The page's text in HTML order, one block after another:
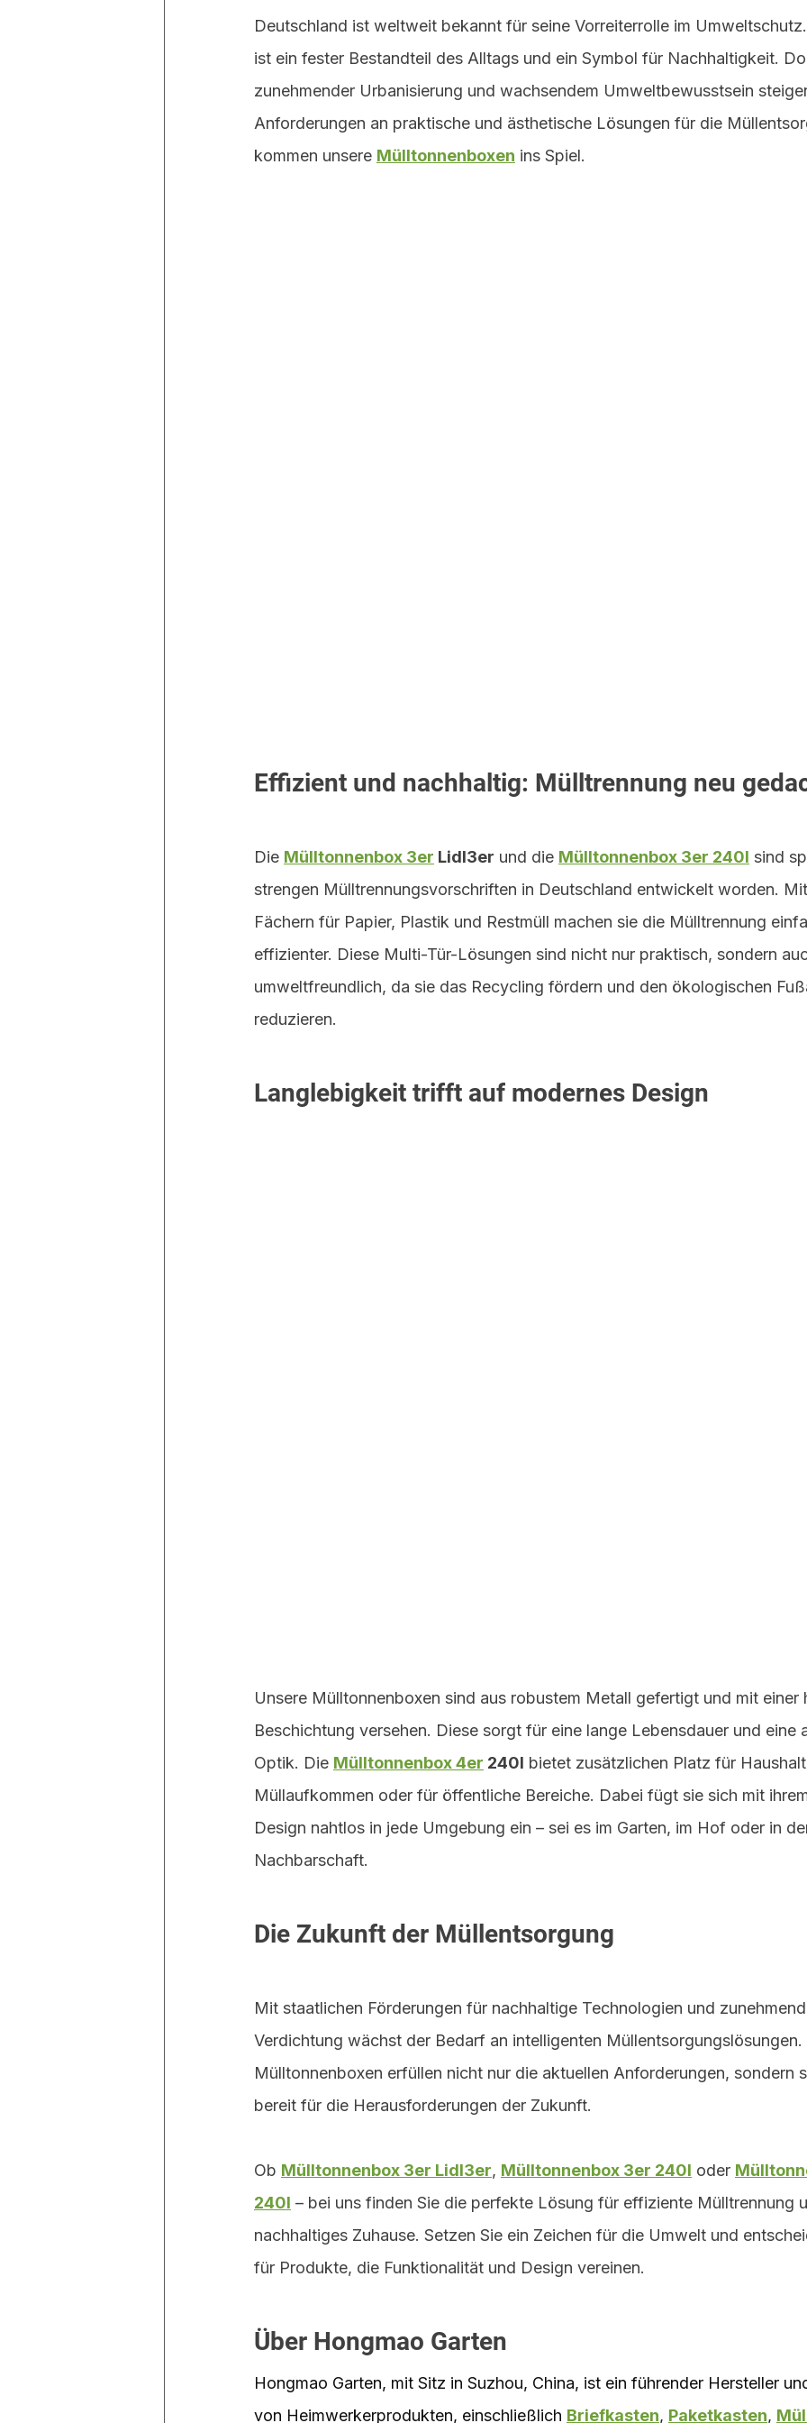
Deutschland ist weltweit bekannt für seine Vorreiterrolle im
ist ein fester Bestandteil des Alltags und ein Symbol für Nachhaltigkeit.
zunehmender Urbanisierung und wachsendem Umweltbewusstsein
Anforderungen an praktische und ästhetische Lösungen für die
kommen unsere Mülltonnenboxen ins Spiel.
Effizient und nachhaltig: Mülltrennung neu
Die Mülltonnenbox 3er Lidl3er und die Mülltonnenbox 3er 240l sind
strengen Mülltrennungsvorschriften in Deutschland entwickelt worden.
Fächern für Papier, Plastik und Restmüll machen sie die Mülltrennung
effizienter. Diese Multi-Tür-Lösungen sind nicht nur praktisch, sondern
umweltfreundlich, da sie das Recycling fördern und den ökologischen
reduzieren.
Langlebigkeit trifft auf modernes Design
Unsere Mülltonnenboxen sind aus robustem Metall gefertigt und mit
Beschichtung versehen. Diese sorgt für eine lange Lebensdauer und eine
Optik. Die Mülltonnenbox 4er 240l bietet zusätzlichen Platz für
Müllaufkommen oder für öffentliche Bereiche. Dabei fügt sie sich mit
Design nahtlos in jede Umgebung ein – sei es im Garten, im Hof oder in
Nachbarschaft.
Die Zukunft der Müllentsorgung
Mit staatlichen Förderungen für nachhaltige Technologien und
Verdichtung wächst der Bedarf an intelligenten
Mülltonnenboxen erfüllen nicht nur die aktuellen Anforderungen, sondern
bereit für die Herausforderungen der Zukunft.
Ob Mülltonnenbox 3er Lidl3er, Mülltonnenbox 3er 240l oder
240l – bei uns finden Sie die perfekte Lösung für effiziente Mülltrennung
nachhaltiges Zuhause. Setzen Sie ein Zeichen für die Umwelt und
für Produkte, die Funktionalität und Design vereinen.
Über Hongmao Garten
Hongmao Garten, mit Sitz in Suzhou, China, ist ein führender Hersteller
von Heimwerkerprodukten, einschließlich Briefkasten, Paketkasten,